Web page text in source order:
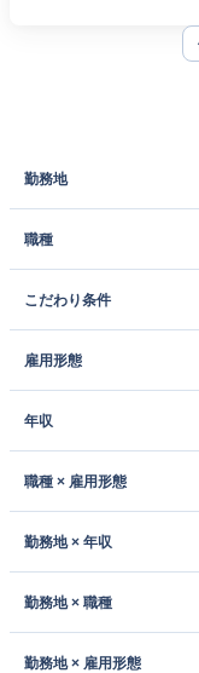
勤務地
職種
こだわり条件
雇用形態
年収
職種 × 雇用形態
勤務地 × 年収
勤務地 × 職種
勤務地 × 雇用形態